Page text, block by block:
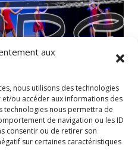
aux
nous utilisons des technologies
ou accéder aux informations des
technologies nous permettra de
de navigation ou les ID
consentir ou de retirer son
sur certaines caractéristiques